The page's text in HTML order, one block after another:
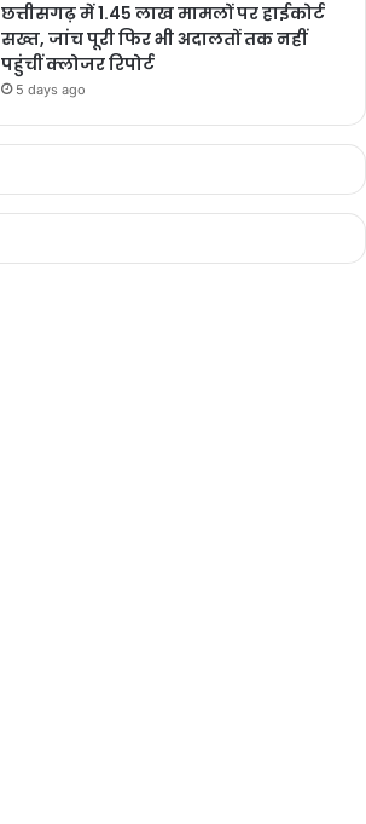
छत्तीसगढ़ में 1.45 लाख मामलों पर हाईकोर्ट
सख्त, जांच पूरी फिर भी अदालतों तक नहीं
पहुंचीं क्लोजर रिपोर्ट
5 days ago